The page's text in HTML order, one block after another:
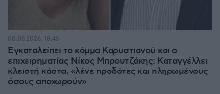
Εγκαταλείπει το κόμμα Καρυστιανού και ο
επιχειρηματίας Νίκος Μπρουτζάκης: Καταγγέλλει
κλειστή κάστα, «λένε προδότες και πληρωμένους
όσους αποχωρούν»
08.08.2026, 18:48